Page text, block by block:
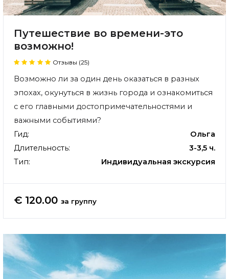
Путешествие во времени-это
возможно!
Отзывы (25)
Возможно ли за один день оказаться в разных
эпохах, окунуться в жизнь города и ознакомиться
с его главными достопримечательностями и
важными событиями?
Гид:
Ольга
Длительность:
3-3,5 ч.
Тип:
Индивидуальная экскурсия
€ 120.00 за группу